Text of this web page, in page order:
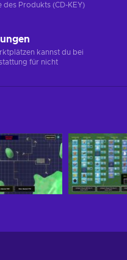
des Produkts (CD-KEY)
kannst du bei
für nicht